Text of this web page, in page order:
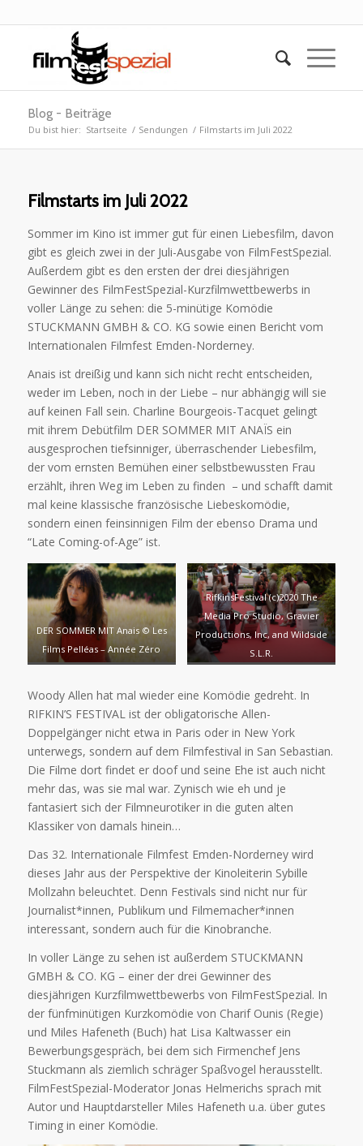
Blog - Beiträge
Du bist hier: Startseite / Sendungen / Filmstarts im Juli 2022
Filmstarts im Juli 2022
Sommer im Kino ist immer gut für einen Liebesfilm, davon
gibt es gleich zwei in der Juli-Ausgabe von FilmFestSpezial.
Außerdem gibt es den ersten der drei diesjährigen
Gewinner des FilmFestSpezial-Kurzfilmwettbewerbs in
voller Länge zu sehen: die 5-minütige Komödie
STUCKMANN GMBH & CO. KG sowie einen Bericht vom
Internationalen Filmfest Emden-Norderney.
Anais ist dreißig und kann sich nicht recht entscheiden,
weder im Leben, noch in der Liebe – nur abhängig will sie
auf keinen Fall sein. Charline Bourgeois-Tacquet gelingt
mit ihrem Debütfilm DER SOMMER MIT ANAÏS ein
ausgesprochen tiefsinniger, überraschender Liebesfilm,
der vom ernsten Bemühen einer selbstbewussten Frau
erzählt, ihren Weg im Leben zu finden – und schafft damit
mal keine klassische französische Liebeskomödie,
sondern einen feinsinnigen Film der ebenso Drama und
“Late Coming-of-Age” ist.
DER SOMMER MIT Anais © Les
Films Pelléas – Année Zéro
RifkinsFestival (c)2020 The
Media Pro Studio, Gravier
Productions, Inc, and Wildside
S.L.R.
Woody Allen hat mal wieder eine Komödie gedreht. In
RIFKIN’S FESTIVAL ist der obligatorische Allen-
Doppelgänger nicht etwa in Paris oder in New York
unterwegs, sondern auf dem Filmfestival in San Sebastian.
Die Filme dort findet er doof und seine Ehe ist auch nicht
mehr das, was sie mal war. Zynisch wie eh und je
fantasiert sich der Filmneurotiker in die guten alten
Klassiker von damals hinein…
Das 32. Internationale Filmfest Emden-Norderney wird
dieses Jahr aus der Perspektive der Kinoleiterin Sybille
Mollzahn beleuchtet. Denn Festivals sind nicht nur für
Journalist*innen, Publikum und Filmemacher*innen
interessant, sondern auch für die Kinobranche.
In voller Länge zu sehen ist außerdem STUCKMANN
GMBH & CO. KG – einer der drei Gewinner des
diesjährigen Kurzfilmwettbewerbs von FilmFestSpezial. In
der fünfminütigen Kurzkomödie von Charif Ounis (Regie)
und Miles Hafeneth (Buch) hat Lisa Kaltwasser ein
Bewerbungsgespräch, bei dem sich Firmenchef Jens
Stuckmann als ziemlich schräger Spaßvogel herausstellt.
FilmFestSpezial-Moderator Jonas Helmerichs sprach mit
Autor und Hauptdarsteller Miles Hafeneth u.a. über gutes
Timing in einer Komödie.